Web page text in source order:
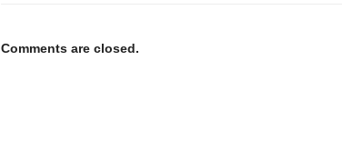
Comments are closed.